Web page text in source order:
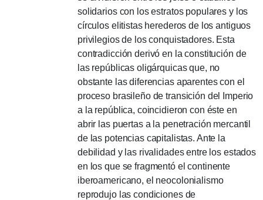
solidarios con los estratos populares y los
círculos elitistas herederos de los antiguos
privilegios de los conquistadores. Esta
contradicción derivó en la constitución de
las repúblicas oligárquicas que, no
obstante las diferencias aparentes con el
proceso brasileño de transición del Imperio
a la república, coincidieron con éste en
abrir las puertas a la penetración mercantil
de las potencias capitalistas. Ante la
debilidad y las rivalidades entre los estados
en los que se fragmentó el continente
iberoamericano, el neocolonialismo
reprodujo las condiciones de